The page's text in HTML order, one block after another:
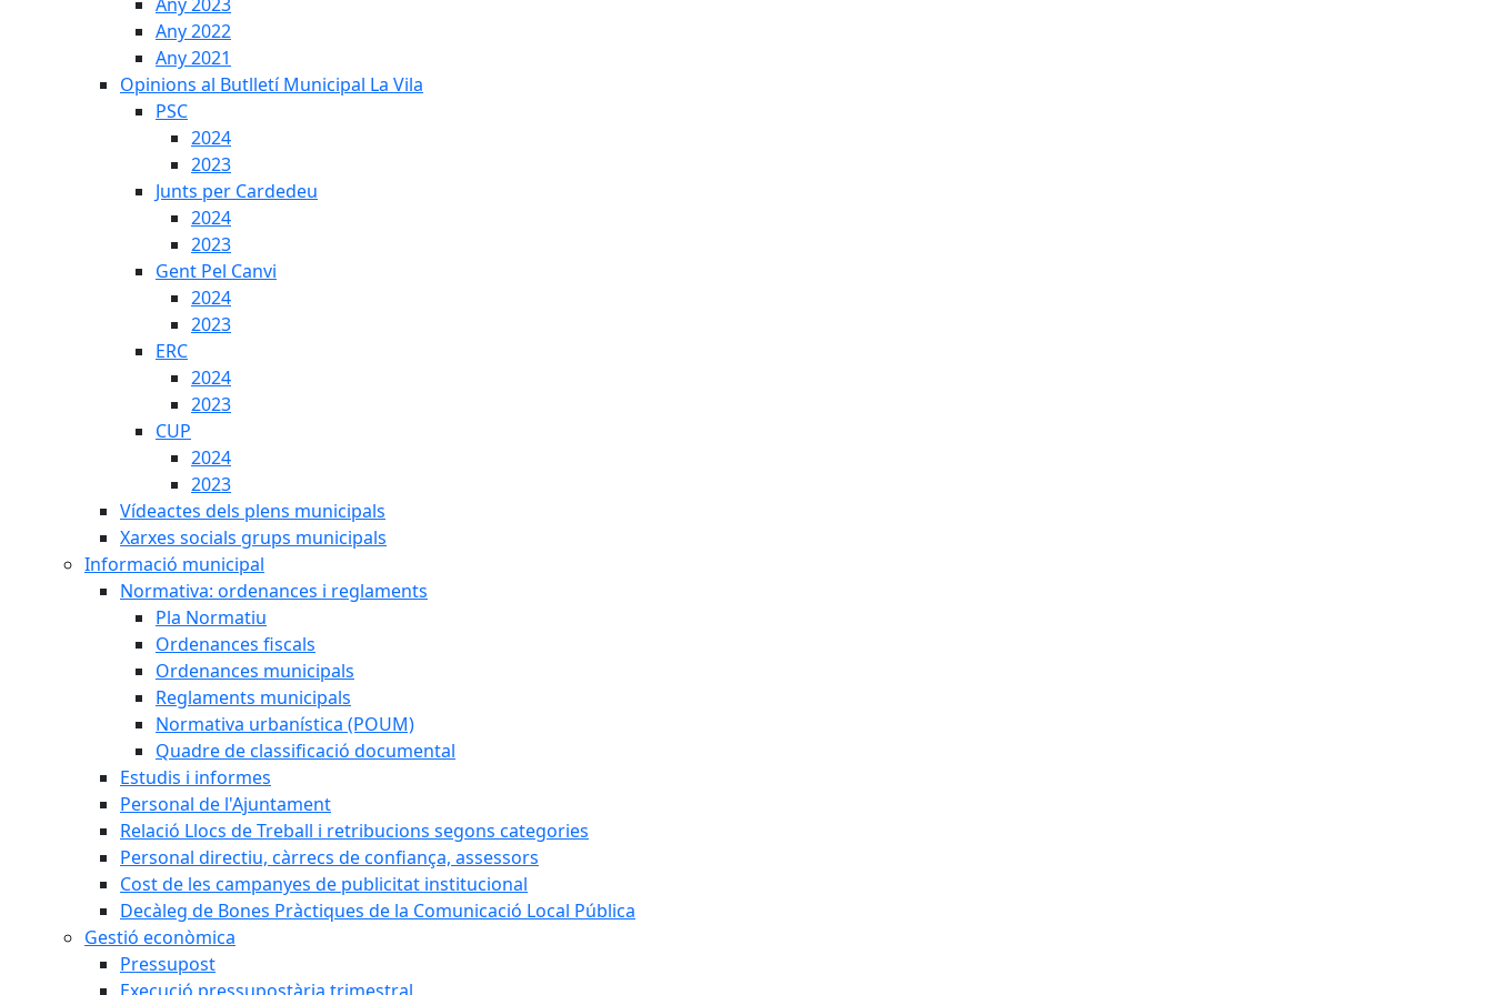
Any 2022
Any 2021
Opinions al Butlletí Municipal La Vila
PSC
2024
2023
Junts per Cardedeu
2024
2023
Gent Pel Canvi
2024
2023
ERC
2024
2023
CUP
2024
2023
Vídeactes dels plens municipals
Xarxes socials grups municipals
Informació municipal
Normativa: ordenances i reglaments
Pla Normatiu
Ordenances fiscals
Ordenances municipals
Reglaments municipals
Normativa urbanística (POUM)
Quadre de classificació documental
Estudis i informes
Personal de l'Ajuntament
Relació Llocs de Treball i retribucions segons categories
Personal directiu, càrrecs de confiança, assessors
Cost de les campanyes de publicitat institucional
Decàleg de Bones Pràctiques de la Comunicació Local Pública
Gestió econòmica
Pressupost